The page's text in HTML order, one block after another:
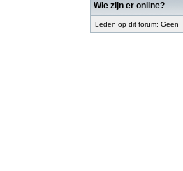
Wie zijn er online?
Leden op dit forum: Geen